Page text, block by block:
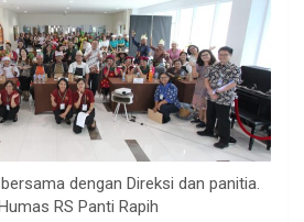
dengan Direksi dan panitia.
RS Panti Rapih